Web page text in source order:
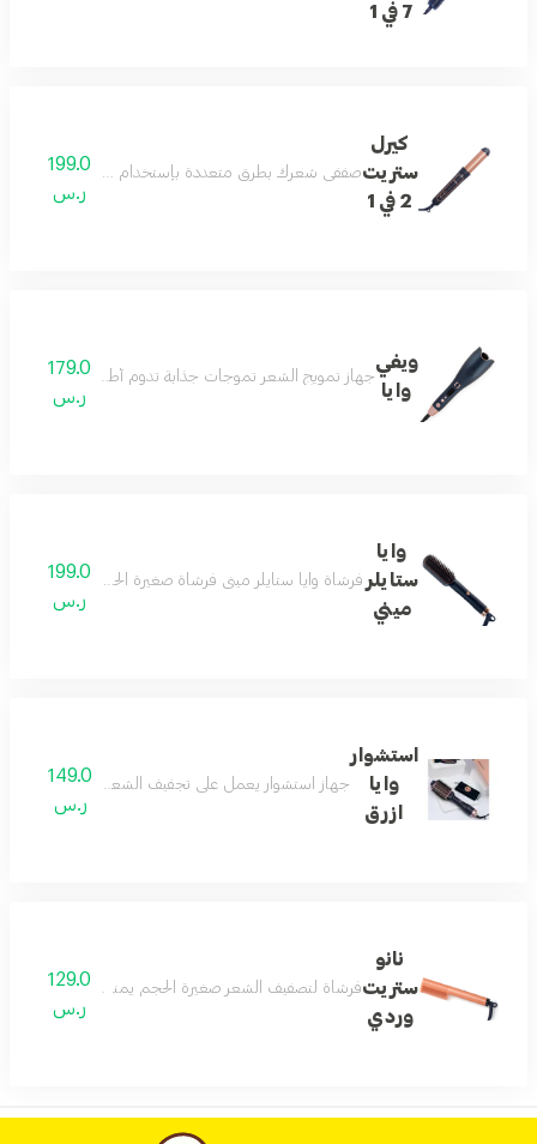
7 في 1
كيرل
ستريت
2 في 1
صففي شعرك بطرق متعددة بإستخدام جهاز وايا كيرل ستريت ٢ في ١ يمنحك شعر انسيابي ولامع خلال دقائق ويمنحك أكثر من نتيجة تنعيم ولف الشعر مع ميزة الهواء البارد لتسريع عملية التصفيف وحماية الشعر
199.0
ر.س
ويفي
وايا
جهاز تمويج الشعر تموجات جذابة تدوم أطول لشعر صحي
179.0
ر.س
وايا
ستايلر
ميني
فرشاة وايا ستايلر ميني فرشاة صغيرة الحجم تمنحك تصميم
199.0
ر.س
استشوار
وايا
ازرق
جهاز استشوار يعمل على تجفيف الشعر وتصفيفه بجودة
149.0
ر.س
نانو
ستريت
وردي
فرشاة لتصفيف الشعر صغيرة الحجم يمنحك تصميم وايا
129.0
ر.س